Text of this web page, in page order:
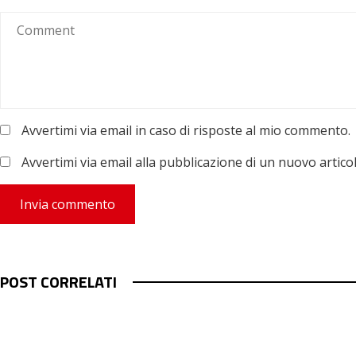
Avvertimi via email in caso di risposte al mio commento.
Avvertimi via email alla pubblicazione di un nuovo
POST CORRELATI